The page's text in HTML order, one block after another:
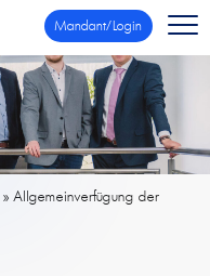
Mandant/Login
»Allgemeinverfügung der